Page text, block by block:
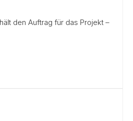
den Auftrag für das Projekt –